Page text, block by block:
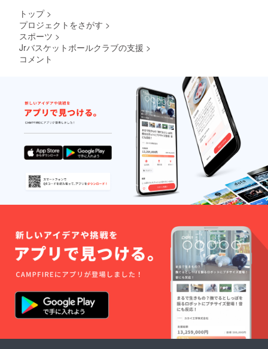
トップ >
プロジェクトをさがす >
スポーツ >
Jrバスケットボールクラブの支援 >
コメント